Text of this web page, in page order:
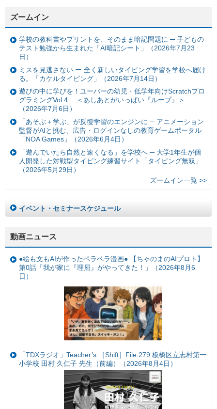
ズームイン
学校の教科書やプリントを、そのまま暗記問題に ─ 子どもの
テスト勉強から生まれた「AI暗記シート」（2026年7月23
日）
ミスを見逃さない ー 全く新しいタイピング学習を学校へ届け
る。「カケルタイピング」（2026年7月14日）
遊びの中に学びを！ユーバーの幼児・低学年向けScratchプロ
グラミングVol.4 ＜あしあとがいっぱい『ループ』＞
（2026年7月6日）
「あそぶ＋学ぶ」が反復学習のエンジンに ─ アニメーション
監督がAIと挑む、広告・ログインなしの教育ゲームポータル
「NOA Games」（2026年6月4日）
「遊んでいたら自然と速くなる」を学校へ ─ 大学1年生が個
人開発した対戦型タイピング練習サイト「タイピング無双」
（2026年5月29日）
ズームイン一覧 >>
イベント・セミナースケジュール
動画ニュース
●絵も文もAIが作ったペラペラ漫画● 【ちゃのまのAIプロト】
第0話「我が家に『理屈』がやってきた！」（2026年8月6
日）
「TDXラジオ」Teacher’s ［Shift］File.279 板橋区立志村第一
小学校 田村 久仁子 先生（前編）（2026年8月4日）